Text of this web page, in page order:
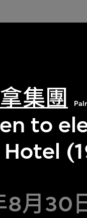
集團
to
月30